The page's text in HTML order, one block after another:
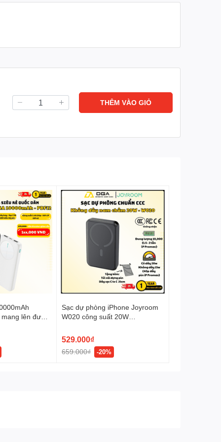
THÊM VÀO GIỎ
lên được
Sạc dự phòng iPhone Joyroom
W020 công suất 20W
dùng cho Samsung, Oppo,
Huawei - Chứng nhận CCC-
FCC-CE
529.000₫
659.000₫ -20%